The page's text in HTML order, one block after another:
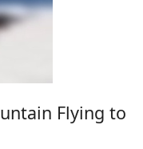
Flying to